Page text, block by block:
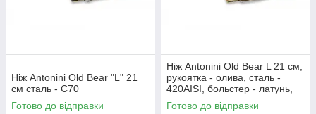
Ніж Antonini Old Bear "L" 21
см сталь - C70
Готово до відправки
Ніж Antonini Old Bear L 21 см,
рукоятка - олива, сталь -
420AISI, больстер - латунь,
арт.9307/21LU
Готово до відправки